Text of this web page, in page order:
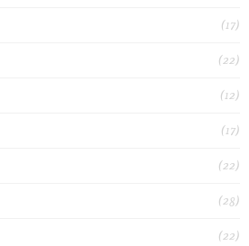
(17)
(22)
(12)
(17)
(22)
(28)
(22)